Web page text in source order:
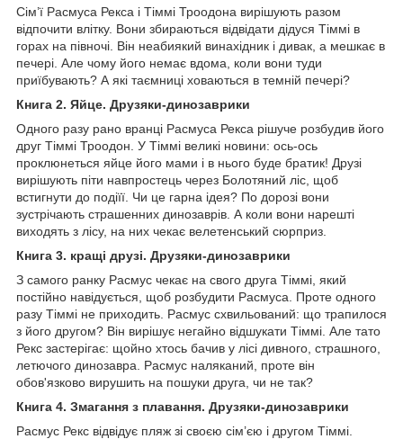
Сім’ї Расмуса Рекса і Тіммі Троодона вирішують разом
відпочити влітку. Вони збираються відвідати дідуся Тіммі в
горах на півночі. Він неабиякий винахідник і дивак, а мешкає в
печері. Але чому його немає вдома, коли вони туди
приїбувають? А які таємниці ховаються в темній печері?
Книга 2. Яйце. Друзяки-динозаврики
Одного разу рано вранці Расмуса Рекса рішуче розбудив його
друг Тіммі Троодон. У Тіммі великі новини: ось-ось
проклюнеться яйце його мами і в нього буде братик! Друзі
вирішують піти навпростець через Болотяний ліс, щоб
встигнути до подіїї. Чи це гарна ідея? По дорозі вони
зустрічають страшенних динозаврів. А коли вони нарешті
виходять з лісу, на них чекає велетенський сюрприз.
Книга 3. кращі друзі. Друзяки-динозаврики
З самого ранку Расмус чекає на свого друга Тіммі, який
постійно навідується, щоб розбудити Расмуса. Проте одного
разу Тіммі не приходить. Расмус схвильований: що трапилося
з його другом? Він вирішує негайно відшукати Тіммі. Але тато
Рекс застерігає: щойно хтось бачив у лісі дивного, страшного,
летючого динозавра. Расмус наляканий, проте він
обов'язково вирушить на пошуки друга, чи не так?
Книга 4. Змагання з плавання. Друзяки-динозаврики
Расмус Рекс відвідує пляж зі своєю сім’єю і другом Тіммі.